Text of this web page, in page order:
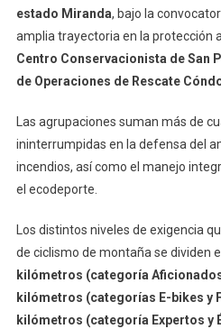
estado Miranda, bajo la
amplia trayectoria en la protección
Centro Conservacionista de San
de Operaciones de Rescate
Las agrupaciones suman más de
ininterrumpidas en la defensa del
incendios, así como el manejo
el ecodeporte.
Los distintos niveles de exigencia
de ciclismo de montaña se dividen
kilómetros (categoría
kilómetros (categorías E-bikes y
kilómetros (categoría Expertos y